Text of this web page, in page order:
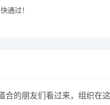
通过！
的朋友们看过来，组织在